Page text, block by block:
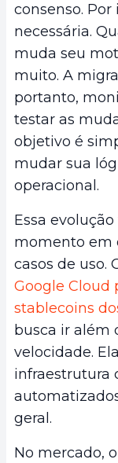
consenso.
necessária.
muda seu
muito. A
portanto,
testar as
objetivo é
mudar sua
operacional.
Essa
momento em
casos de uso.
Google Cloud
stablecoins
busca ir além
velocidade.
infraestrutura
geral.
No mercado,